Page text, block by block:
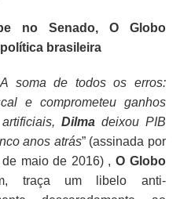
no Senado, O Globo
brasileira
A soma de todos os erros:
e comprometeu ganhos
Dilmadeixou PIB
anos atrás” (assinada por
maio de 2016) , O Globo
traça um libelo anti-